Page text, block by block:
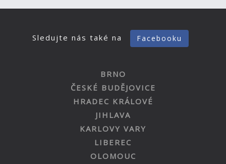
Sledujte nás také na Facebooku
BRNO
ČESKÉ BUDĚJOVICE
HRADEC KRÁLOVÉ
JIHLAVA
KARLOVY VARY
LIBEREC
OLOMOUC